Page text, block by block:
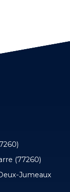
(77260)
Jumeaux